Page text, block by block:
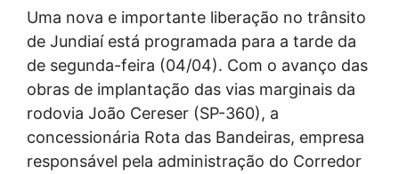
Uma nova e importante liberação no trânsito
de Jundiaí está programada para a tarde da
de segunda-feira (04/04). Com o avanço das
obras de implantação das vias marginais da
rodovia João Cereser (SP-360), a
concessionária Rota das Bandeiras, empresa
responsável pela administração do Corredor